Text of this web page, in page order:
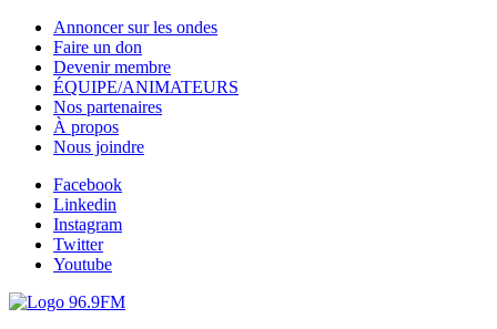
Annoncer sur les ondes
Faire un don
Devenir membre
ÉQUIPE/ANIMATEURS
Nos partenaires
À propos
Nous joindre
Facebook
Linkedin
Instagram
Twitter
Youtube